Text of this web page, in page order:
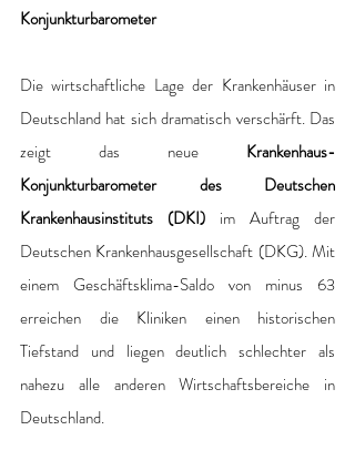
Konjunkturbarometer
Die wirtschaftliche Lage der Krankenhäuser in
Deutschland hat sich dramatisch verschärft. Das
zeigt das neue Krankenhaus-
Konjunkturbarometer des Deutschen
Krankenhausinstituts (DKI) im Auftrag der
Deutschen Krankenhausgesellschaft (DKG). Mit
einem Geschäftsklima-Saldo von minus 63
erreichen die Kliniken einen historischen
Tiefstand und liegen deutlich schlechter als
nahezu alle anderen Wirtschaftsbereiche in
Deutschland.